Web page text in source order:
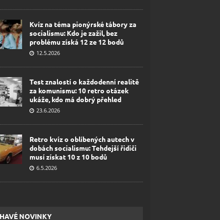
Kvíz na téma pionýrské tábory za
socialismu: Kdo je zažil, bez
problému získá 12 ze 12 bodů
12.5.2026
Test znalostí o každodenní realitě
za komunismu: 10 retro otázek
ukáže, kdo má dobrý přehled
23.6.2026
Retro kvíz o oblíbených autech v
dobách socialismu: Tehdejší řidiči
musí získat 10 z 10 bodů
6.5.2026
NOVINKY